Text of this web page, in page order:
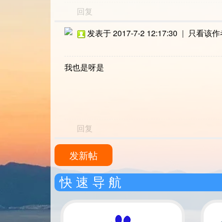
回复
发表于 2017-7-2 12:17:30 | 只看该
我也是呀是
回复
发新帖
快 速 导 航